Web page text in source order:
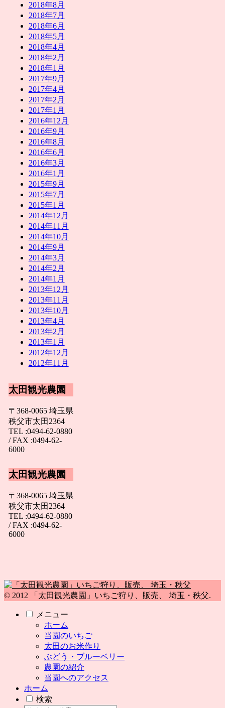
2018年8月
2018年7月
2018年6月
2018年5月
2018年4月
2018年2月
2018年1月
2017年9月
2017年4月
2017年2月
2017年1月
2016年12月
2016年9月
2016年8月
2016年6月
2016年3月
2016年1月
2015年9月
2015年7月
2015年1月
2014年12月
2014年11月
2014年10月
2014年9月
2014年3月
2014年2月
2014年1月
2013年12月
2013年11月
2013年10月
2013年4月
2013年2月
2013年1月
2012年12月
2012年11月
太田観光農園
〒368-0065 埼玉県
秩父市太田2364
TEL :0494-62-0880
/ FAX :0494-62-
6000
太田観光農園
〒368-0065 埼玉県
秩父市太田2364
TEL :0494-62-0880
/ FAX :0494-62-
6000
© 2012 「太田観光農園」いちご狩り、販売、 埼玉・秩父.
メニュー
ホーム
当園のいちご
太田のお米作り
ぶどう・ブルーベリー
農園の紹介
当園へのアクセス
ホーム
検索